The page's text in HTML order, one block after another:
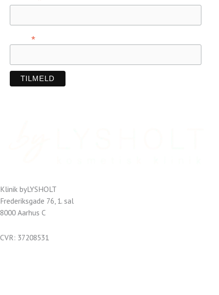
*
Klinik byLYSHOLT
Frederiksgade 76, 1. sal
8000 Aarhus C
CVR: 37208531